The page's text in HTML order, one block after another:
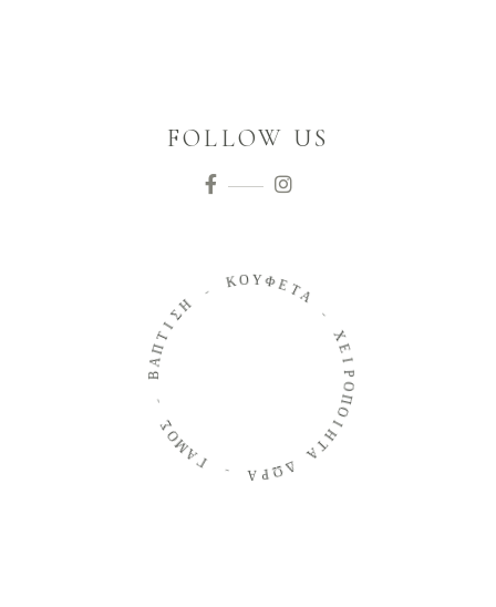
FOLLOW US
Γ
Α
Μ
Ο
Β
Α
Π
Τ
Ι
ΣΗ
Κ ΟΥΦΕΤΑ
Χ
Ε
Ι
Ρ
Ο
Π
Ο
Ι
Η
Τ
Α
Δ
Ω
Ρ